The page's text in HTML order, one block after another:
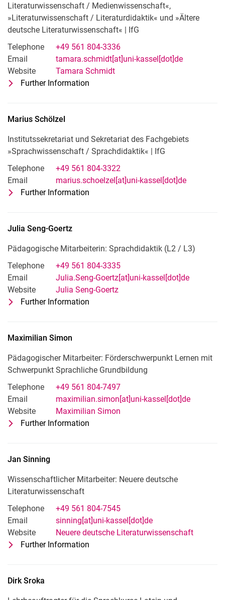
Literaturwissenschaft /​ Medienwissenschaft«,
»Literaturwissenschaft /​ Literaturdidaktik« und »Ältere
deutsche Literaturwissenschaft« | IfG
Telephone
+49 561 804-3336
Email
tamara.schmidt[at]uni-kassel[dot]de
Website
Tamara Schmidt
Further Information
Marius Schölzel
Institutssekretariat und Sekretariat des Fachgebiets
»Sprachwissenschaft /​ Sprachdidaktik« | IfG
Telephone
+49 561 804-3322
Email
marius.schoelzel[at]uni-kassel[dot]de
Further Information
Julia Seng-Goertz
Pädagogische Mitarbeiterin: Sprachdidaktik (L2 / L3)
Telephone
+49 561 804-3335
Email
Julia.Seng-Goertz[at]uni-kassel[dot]de
Website
Julia Seng-Goertz
Further Information
Maximilian Simon
Pädagogischer Mitarbeiter: Förderschwerpunkt Lernen mit
Schwerpunkt Sprachliche Grundbildung
Telephone
+49 561 804-7497
Email
maximilian.simon[at]uni-kassel[dot]de
Website
Maximilian Simon
Further Information
Jan Sinning
Wissenschaftlicher Mitarbeiter: Neuere deutsche
Literaturwissenschaft
Telephone
+49 561 804-7545
Email
sinning[at]uni-kassel[dot]de
Website
Neuere deutsche Literaturwissenschaft
Further Information
DirkSroka